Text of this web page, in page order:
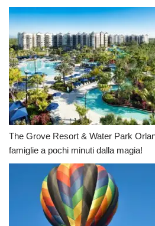
The Grove Resort & Water Park
famiglie a pochi minuti dalla magia!